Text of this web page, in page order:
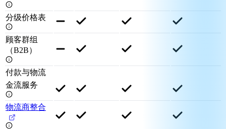
分级价格表
顾客群组
（B2B）
付款与物流
金流服务
物流商整合